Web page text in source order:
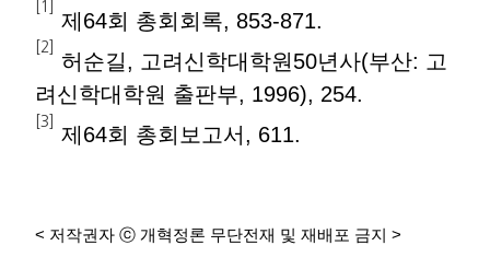
[1]
제64회 총회회록, 853-871.
[2]
허순길, 고려신학대학원50년사(부산: 고
려신학대학원 출판부, 1996), 254.
[3]
제64회 총회보고서, 611.
< 저작권자 ⓒ 개혁정론 무단전재 및 재배포 금지 >